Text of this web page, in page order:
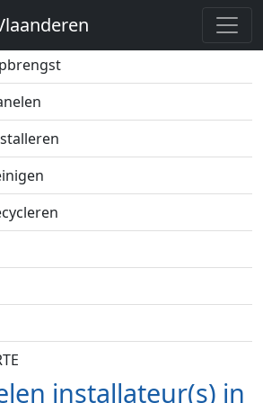
installateur(s) in